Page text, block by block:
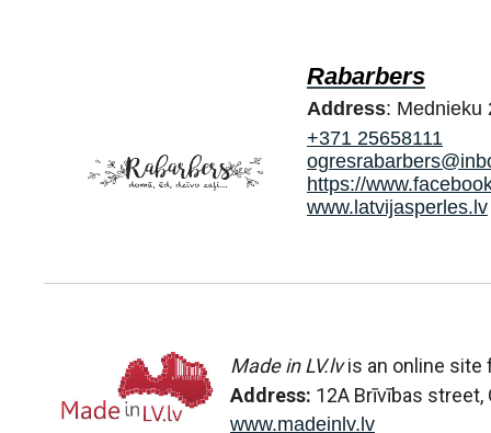
Rabarbers
Address: Mednieku
+371 25658111
https://
www.latvijasperles.lv
Made in LV.lvis an online site
Address: 12A Brīvības street,
www.madeinlv.lv